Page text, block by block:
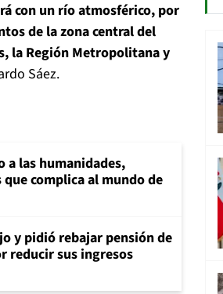
con un río atmosférico, por
de la zona central del
la Región Metropolitana y
Sáez.
a las humanidades,
complica al mundo de
y pidió rebajar pensión de
reducir sus ingresos